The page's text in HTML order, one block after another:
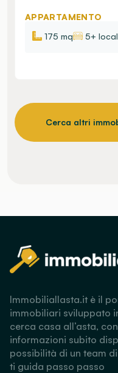
APPARTAMENTO
175 mq
5+
Cerca altri
Immobiliallasta.it è il
immobiliari sviluppato
cerca casa all’asta,
informazioni subito
possibilità di un team
ti guida passo passo